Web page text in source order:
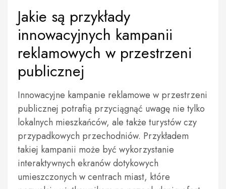
Jakie są przykłady
innowacyjnych kampanii
reklamowych w przestrzeni
publicznej
Innowacyjne kampanie reklamowe w przestrzeni
publicznej potrafią przyciągnąć uwagę nie tylko
lokalnych mieszkańców, ale także turystów czy
przypadkowych przechodniów. Przykładem
takiej kampanii może być wykorzystanie
interaktywnych ekranów dotykowych
umieszczonych w centrach miast, które